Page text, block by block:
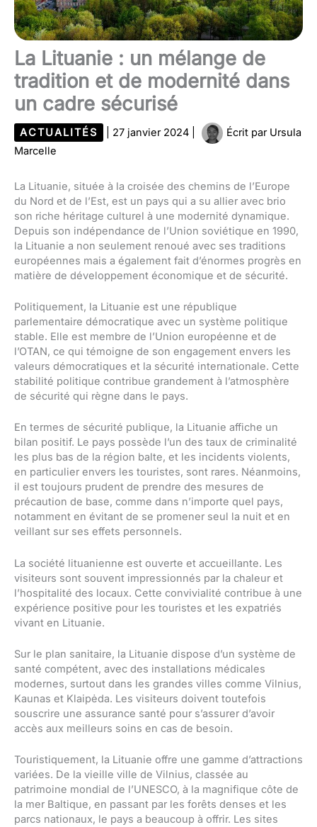
La Lituanie : un mélange de
tradition et de modernité dans
un cadre sécurisé
ACTUALITÉS 27 janvier 2024 Écrit par Ursula
Marcelle
La Lituanie, située à la croisée des chemins de l’Europe
du Nord et de l’Est, est un pays qui a su allier avec brio
son riche héritage culturel à une modernité dynamique.
Depuis son indépendance de l’Union soviétique en 1990,
la Lituanie a non seulement renoué avec ses traditions
européennes mais a également fait d’énormes progrès en
matière de développement économique et de sécurité.
Politiquement, la Lituanie est une république
parlementaire démocratique avec un système politique
stable. Elle est membre de l’Union européenne et de
l’OTAN, ce qui témoigne de son engagement envers les
valeurs démocratiques et la sécurité internationale. Cette
stabilité politique contribue grandement à l’atmosphère
de sécurité qui règne dans le pays.
En termes de sécurité publique, la Lituanie affiche un
bilan positif. Le pays possède l’un des taux de criminalité
les plus bas de la région balte, et les incidents violents,
en particulier envers les touristes, sont rares. Néanmoins,
il est toujours prudent de prendre des mesures de
précaution de base, comme dans n’importe quel pays,
notamment en évitant de se promener seul la nuit et en
veillant sur ses effets personnels.
La société lituanienne est ouverte et accueillante. Les
visiteurs sont souvent impressionnés par la chaleur et
l’hospitalité des locaux. Cette convivialité contribue à une
expérience positive pour les touristes et les expatriés
vivant en Lituanie.
Sur le plan sanitaire, la Lituanie dispose d’un système de
santé compétent, avec des installations médicales
modernes, surtout dans les grandes villes comme Vilnius,
Kaunas et Klaipėda. Les visiteurs doivent toutefois
souscrire une assurance santé pour s’assurer d’avoir
accès aux meilleurs soins en cas de besoin.
Touristiquement, la Lituanie offre une gamme d’attractions
variées. De la vieille ville de Vilnius, classée au
patrimoine mondial de l’UNESCO, à la magnifique côte de
la mer Baltique, en passant par les forêts denses et les
parcs nationaux, le pays a beaucoup à offrir. Les sites